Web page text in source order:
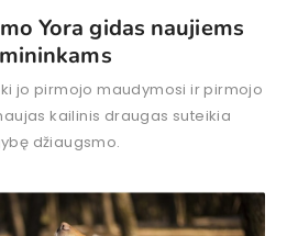
Yora gidas naujiems
jo pirmojo maudymosi ir pirmojo
kailinis draugas suteikia
džiaugsmo.